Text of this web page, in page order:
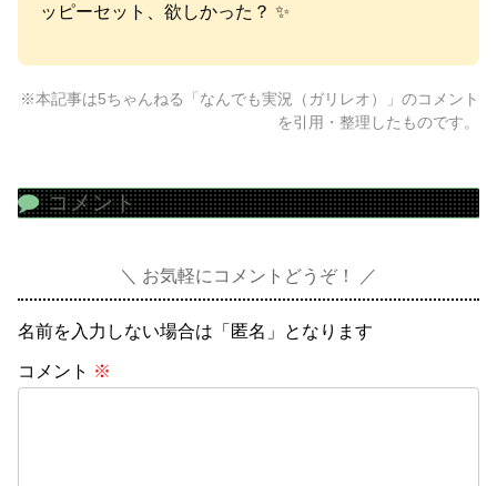
ッピーセット、欲しかった？ ✨
※本記事は5ちゃんねる「なんでも実況（ガリレオ）」のコメント
を引用・整理したものです。
コメント
お気軽にコメントどうぞ！
名前を入力しない場合は「匿名」となります
コメント ※